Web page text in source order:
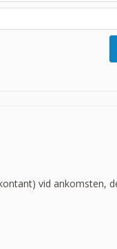
vid ankomsten,